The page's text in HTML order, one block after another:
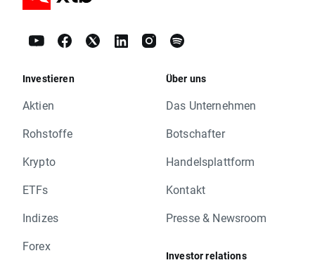
Investieren
Aktien
Rohstoffe
Krypto
ETFs
Indizes
Forex
Über uns
Das Unternehmen
Botschafter
Handelsplattform
Kontakt
Presse & Newsroom
Investor relations